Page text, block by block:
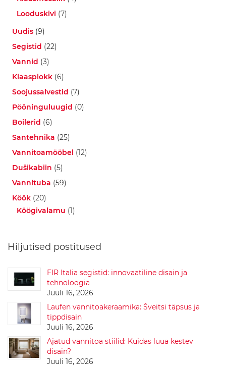
s
e
s
s
a
a
r
i
D
u
š
k
a
r
d
n
a
o
k
a
b
a
d
a
n
n
Looduskivi (7)
Uudis (9)
Segistid (22)
Vannid (3)
Klaasplokk (6)
Soojussalvestid (7)
Pööninguluugid (0)
Boilerid (6)
Santehnika (25)
Vannitoamööbel (12)
Dušikabiin (5)
Vannituba (59)
Köök (20)
Köögivalamu (1)
Hiljutised postitused
FIR Italia segistid: innovaatiline disain ja
tehnoloogia
Juuli 16, 2026
Laufen vannitoakeraamika: Šveitsi täpsus ja
tippdisain
Juuli 16, 2026
Ajatud vannitoa stiilid: Kuidas luua kestev
disain?
Juuli 16, 2026